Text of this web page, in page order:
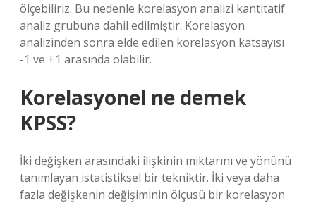
ölçebiliriz. Bu nedenle korelasyon analizi kantitatif
analiz grubuna dahil edilmiştir. Korelasyon
analizinden sonra elde edilen korelasyon katsayısı
-1 ve +1 arasında olabilir.
Korelasyonel ne demek
KPSS?
İki değişken arasındaki ilişkinin miktarını ve yönünü
tanımlayan istatistiksel bir tekniktir. İki veya daha
fazla değişkenin değişiminin ölçüsü bir korelasyon